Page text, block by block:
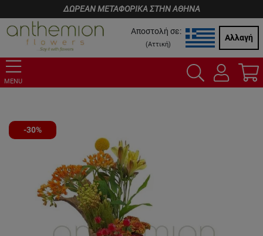
ΔΩΡΕΑΝ ΜΕΤΑΦΟΡΙΚΑ ΣΤΗΝ ΑΘΗΝΑ
Αποστολή σε:
(Αττική)
Αλλαγή
MENU
-30%